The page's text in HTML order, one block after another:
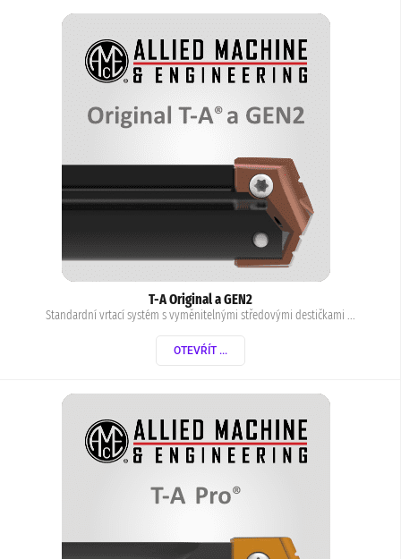
T-A Original a GEN2
Standardní vrtací systém s vyměnitelnými středovými destičkami ...
OTEVŔÍT ...